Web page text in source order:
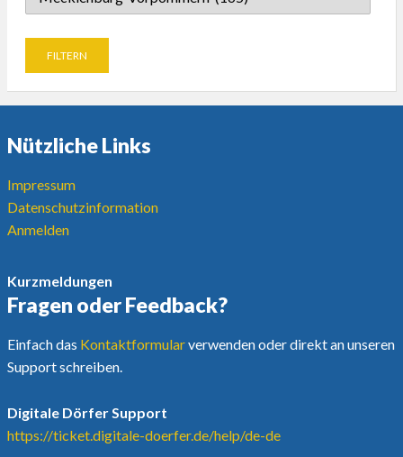
Nützliche Links
Impressum
Datenschutzinformation
Anmelden
Kurzmeldungen
Fragen oder Feedback?
Einfach das Kontaktformularverwenden oder direkt an unseren
Support schreiben.
Digitale Dörfer Support
https://ticket.digitale-doerfer.de/help/de-de